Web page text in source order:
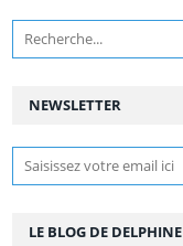
NEWSLETTER
LE BLOG DE DELPHINE